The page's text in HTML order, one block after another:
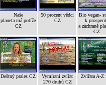
Naše
planeta má potíže
CZ
50 procent vědci
CZ
Bio vegan-
k
a záchraně
CZ
Deštný prales CZ
Vymíraní zvířat
270 druhů CZ
Zvířata A-Z